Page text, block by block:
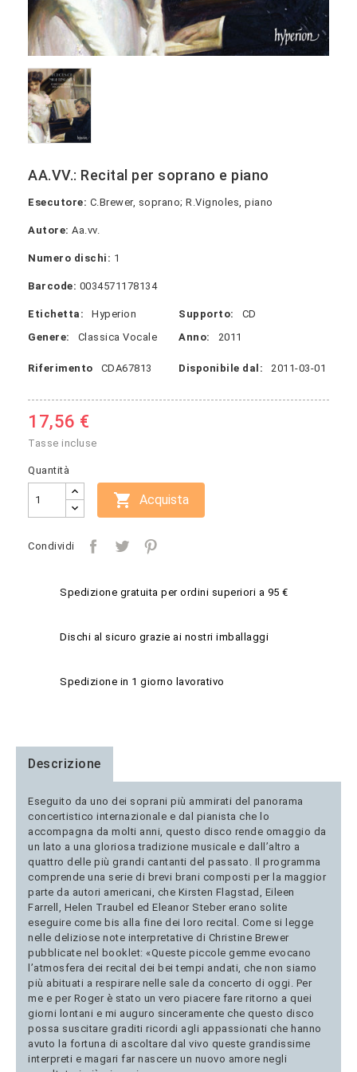
AA.VV.: Recital per soprano e piano
Esecutore: C.Brewer, soprano; R.Vignoles, piano
Autore: Aa.vv.
Numero dischi: 1
Barcode: 0034571178134
Etichetta: Hyperion Supporto:
CD
Genere:
Classica Vocale Anno: 2011
Riferimento CDA67813 Disponibile dal: 2011-03-01
17,56 €
Tasse incluse
Quantità
 Acquista
Condividi
Spedizione gratuita per ordini superiori a 95 €
Dischi al sicuro grazie ai nostri imballaggi
Spedizione in 1 giorno lavorativo
Descrizione
Eseguito da uno dei soprani più ammirati del panorama
concertistico internazionale e dal pianista che lo
accompagna da molti anni, questo disco rende omaggio da
un lato a una gloriosa tradizione musicale e dall’altro a
quattro delle più grandi cantanti del passato. Il programma
comprende una serie di brevi brani composti per la maggior
parte da autori americani, che Kirsten Flagstad, Eileen
Farrell, Helen Traubel ed Eleanor Steber erano solite
eseguire come bis alla fine dei loro recital. Come si legge
nelle deliziose note interpretative di Christine Brewer
pubblicate nel booklet: «Queste piccole gemme evocano
l’atmosfera dei recital dei bei tempi andati, che non siamo
più abituati a respirare nelle sale da concerto di oggi. Per
me e per Roger è stato un vero piacere fare ritorno a quei
giorni lontani e mi auguro sinceramente che questo disco
possa suscitare graditi ricordi agli appassionati che hanno
avuto la fortuna di ascoltare dal vivo queste grandissime
interpreti e magari far nascere un nuovo amore negli